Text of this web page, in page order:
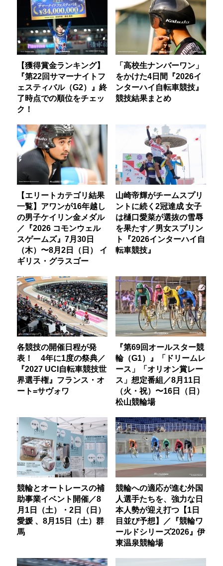
【獲得賞金ランキング】
『第22回サマーナイトフ
ェスティバル（G2）』終
了時点での順位をチェッ
ク！
「高校生ナンバーワン」
をかけた4日間『2026イ
ンターハイ自転車競技』
競技結果まとめ
【エリートカテゴリ結果
一覧】アワンが16年越し
の男子ケイリン金メダル
／『2026 コモンウェル
スゲームズ』7月30日
（木）〜8月2日（日） イ
ギリス・グラスゴー
山崎帝輝がチームスプリ
ントに続く2冠達成 女子
は樋口愛菜が選抜の雪辱
を果たす／男女スプリン
ト『2026インターハイ自
転車競技』
各競技の開催日程が発
表！ 4年に1度の祭典／
『2027 UCI自転車競技世
界選手権』フランス・オ
ート=サヴォワ
『第69回オールスター競
輪（G1）』「ドリームレ
ース」「オリオン賞レー
ス」想定番組／8月11日
（火・祝）〜16日（日）
松山競輪場
競輪とオートレースの補
助事業イベント開催／8
月1日（土）・2日（日）
愛媛 、8月15日（土）群
馬
競輪への適応が進む外国
人選手たちを、強力な日
本人勢が迎え打つ【1日
目並び予想】／『競輪ワ
ールドシリーズ2026』伊
東温泉競輪場